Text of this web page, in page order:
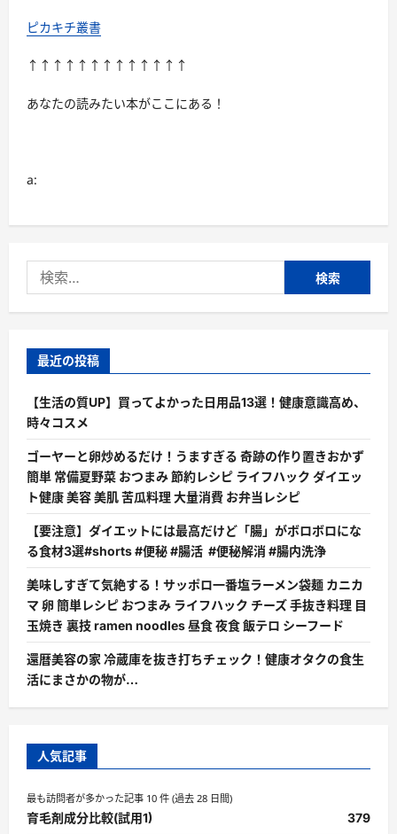
ピカキチ叢書
↑↑↑↑↑↑↑↑↑↑↑↑↑
あなたの読みたい本がここにある！
a:
索:
最近の投稿
【生活の質UP】買ってよかった日用品13選！健康意識高め、
時々コスメ
ゴーヤーと卵炒めるだけ！うますぎる 奇跡の作り置きおかず
簡単 常備夏野菜 おつまみ 節約レシピ ライフハック ダイエッ
ト健康 美容 美肌 苦瓜料理 大量消費 お弁当レシピ
【要注意】ダイエットには最高だけど「腸」がボロボロにな
る食材3選#shorts #便秘 #腸活 #便秘解消 #腸内洗浄
美味しすぎて気絶する！サッポロ一番塩ラーメン袋麺 カニカ
マ 卵 簡単レシピ おつまみ ライフハック チーズ 手抜き料理 目
玉焼き 裏技 ramen noodles 昼食 夜食 飯テロ シーフード
還暦美容の家 冷蔵庫を抜き打ちチェック！健康オタクの食生
活にまさかの物が…
人気記事
最も訪問者が多かった記事 10 件 (過去 28 日間)
育毛剤成分比較(試用1) 379